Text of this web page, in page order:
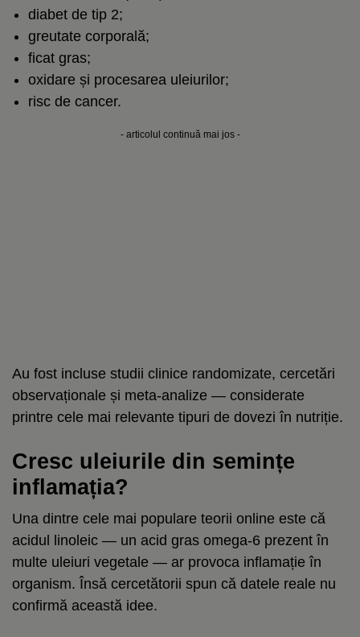
diabet de tip 2;
greutate corporală;
ficat gras;
oxidare și procesarea uleiurilor;
risc de cancer.
- articolul continuă mai jos -
Au fost incluse studii clinice randomizate, cercetări
observaționale și meta-analize — considerate
printre cele mai relevante tipuri de dovezi în nutriție.
Cresc uleiurile din semințe
inflamația?
Una dintre cele mai populare teorii online este că
acidul linoleic — un acid gras omega-6 prezent în
multe uleiuri vegetale — ar provoca inflamație în
organism. Însă cercetătorii spun că datele reale nu
confirmă această idee.